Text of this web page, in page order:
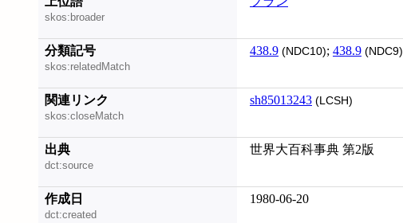
skos:broader
分類記号
skos:relatedMatch
438.9 (NDC10); 438.9 (NDC9)
関連リンク
skos:closeMatch
sh85013243 (LCSH)
出典
dct:source
世界大百科事典 第2版
作成日
dct:created
1980-06-20